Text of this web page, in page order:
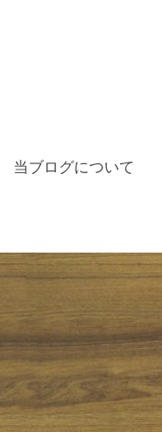
当ブログについて